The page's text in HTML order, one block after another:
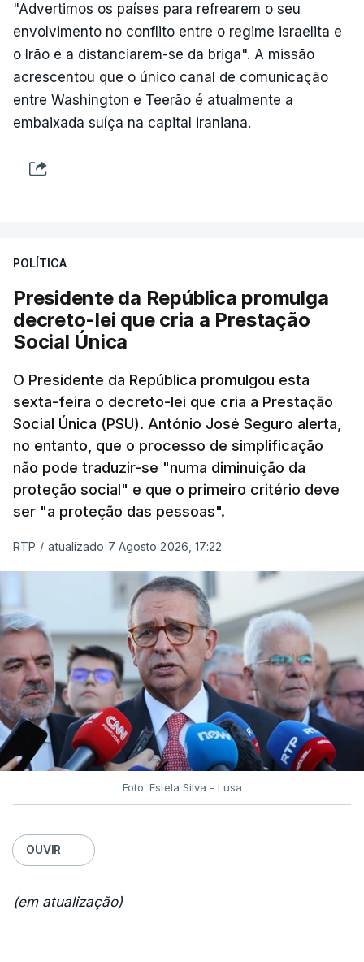
"Advertimos os países para refrearem o seu
envolvimento no conflito entre o regime israelita e
o Irão e a distanciarem-se da briga". A missão
acrescentou que o único canal de comunicação
entre Washington e Teerão é atualmente a
embaixada suíça na capital iraniana.
POLÍTICA
Presidente da República promulga
decreto-lei que cria a Prestação
Social Única
O Presidente da República promulgou esta
sexta-feira o decreto-lei que cria a Prestação
Social Única (PSU). António José Seguro alerta,
no entanto, que o processo de simplificação
não pode traduzir-se "numa diminuição da
proteção social" e que o primeiro critério deve
ser "a proteção das pessoas".
RTP / atualizado 7 Agosto 2026, 17:22
Foto: Estela Silva - Lusa
OUVIR
(em atualização)